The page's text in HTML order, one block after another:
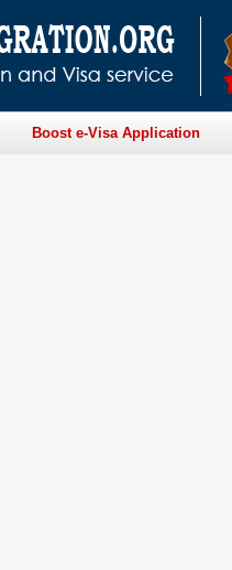
Boost e-Visa Application